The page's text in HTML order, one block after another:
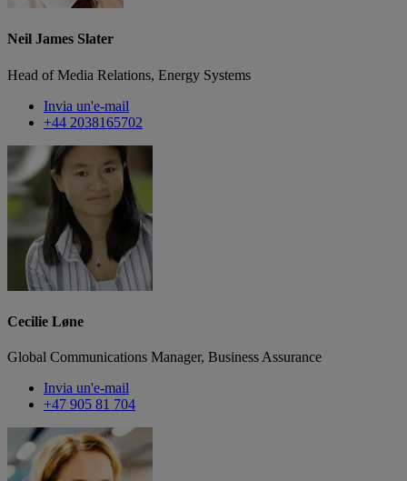
Neil James Slater
Head of Media Relations, Energy Systems
Invia un'e-mail
+44 2038165702
Cecilie Løne
Global Communications Manager, Business Assurance
Invia un'e-mail
+47 905 81 704